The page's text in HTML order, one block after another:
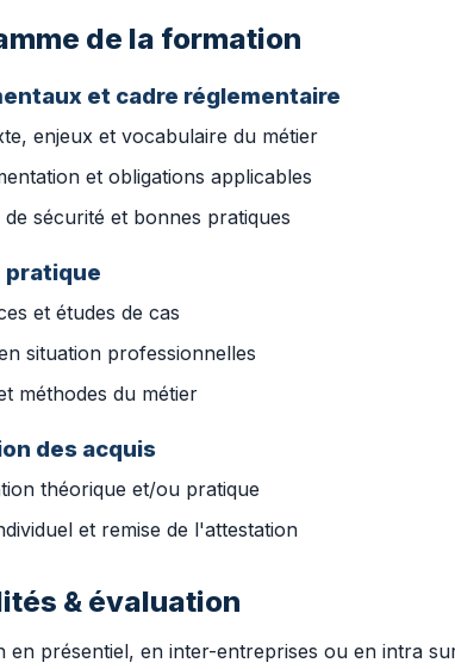
de la formation
et cadre réglementaire
enjeux et vocabulaire du métier
et obligations applicables
de sécurité et bonnes pratiques
pratique
et études de cas
situation professionnelles
méthodes du métier
des acquis
théorique et/ou pratique
et remise de l'attestation
& évaluation
en présentiel, en inter-entreprises ou en intra